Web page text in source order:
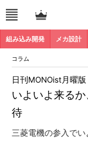
組み込み開発 メカ設計
コラム
いよいよ来る
待
日刊MONOist月曜
三菱電機の参入でい